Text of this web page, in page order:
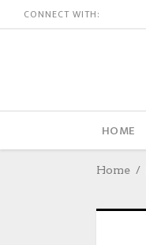
CONNECT WITH:
HOME
Home